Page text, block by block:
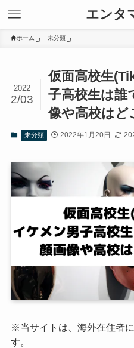
エンタ
ホーム 未分類
仮面高校生
子高校生は誰
像や高校はど
2022
2/03
未分類 2022年1月20日
※当サイトは、海外在住者
す。